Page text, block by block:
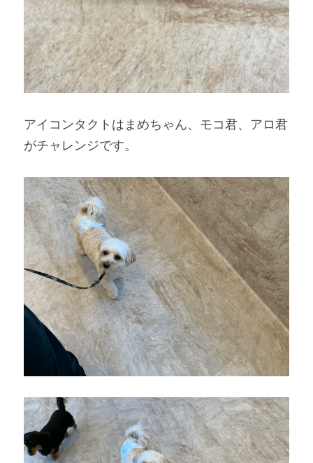
アイコンタクトはまめちゃん、モコ君、アロ君
がチャレンジです。